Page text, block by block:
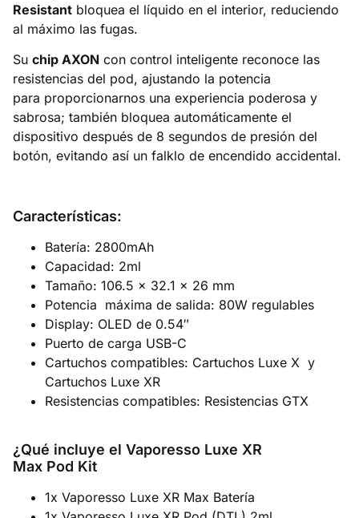
Resistant bloquea el líquido en el interior, reduciendo
al máximo las fugas.
Su chip AXON con control inteligente reconoce las
resistencias del pod, ajustando la potencia
para proporcionarnos una experiencia poderosa y
sabrosa; también bloquea automáticamente el
dispositivo después de 8 segundos de presión del
botón, evitando así un falklo de encendido accidental.
Características:
Batería: 2800mAh
Capacidad: 2ml
Tamaño: 106.5 x 32.1 x 26 mm
Potencia máxima de salida: 80W regulables
Display: OLED de 0.54″
Puerto de carga USB-C
Cartuchos compatibles: Cartuchos Luxe X y
Cartuchos Luxe XR
Resistencias compatibles: Resistencias GTX
¿Qué incluye el Vaporesso Luxe XR
Max Pod Kit
1x Vaporesso Luxe XR Max Batería